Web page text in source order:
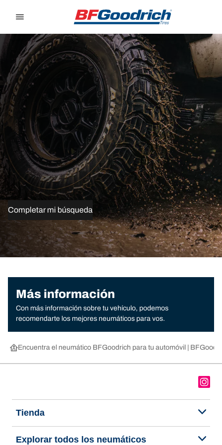
Completar mi búsqueda
Más información
Con más información sobre tu vehículo, podemos
recomendarte los mejores neumáticos para vos.
Encuentra el neumático BFGoodrich para tu automóvil |
Tienda
Explorar todos los neumáticos